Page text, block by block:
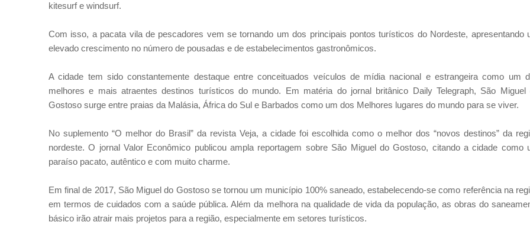
kitesurf e windsurf.
Com isso, a pacata vila de pescadores vem se tornando um dos principais pontos turísticos do Nordeste, apresentando
elevado crescimento no número de pousadas e de estabelecimentos gastronômicos.
A cidade tem sido constantemente destaque entre conceituados veículos de mídia nacional e estrangeira como um
melhores e mais atraentes destinos turísticos do mundo. Em matéria do jornal britânico Daily Telegraph, São Miguel
Gostoso surge entre praias da Malásia, África do Sul e Barbados como um dos Melhores lugares do mundo para se viver.
No suplemento “O melhor do Brasil” da revista Veja, a cidade foi escolhida como o melhor dos “novos destinos” da
nordeste. O jornal Valor Econômico publicou ampla reportagem sobre São Miguel do Gostoso, citando a cidade como
paraíso pacato, autêntico e com muito charme.
Em final de 2017, São Miguel do Gostoso se tornou um município 100% saneado, estabelecendo-se como referência na
em termos de cuidados com a saúde pública. Além da melhora na qualidade de vida da população, as obras do
básico irão atrair mais projetos para a região, especialmente em setores turísticos.